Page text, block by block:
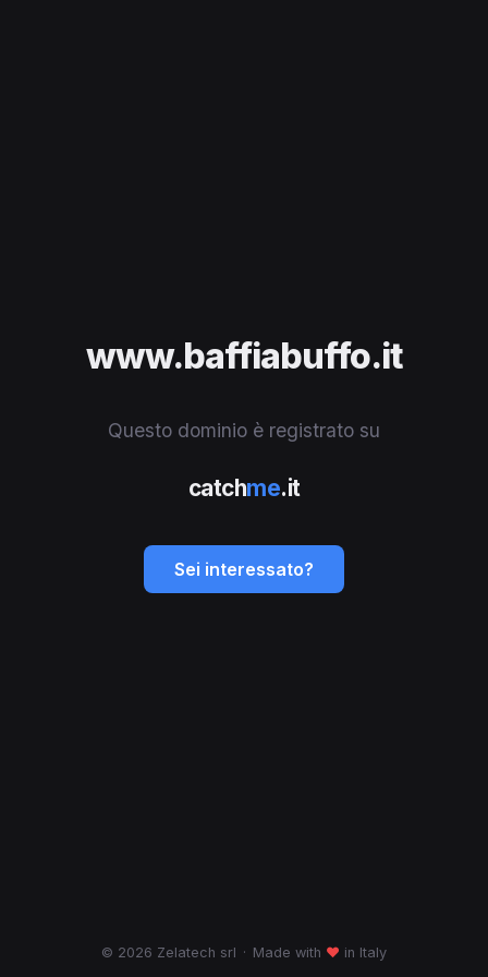
www.baffiabuffo.it
Questo dominio è registrato su
catchme.it
Sei interessato?
© 2026 Zelatech srl · Made with ♥ in Italy